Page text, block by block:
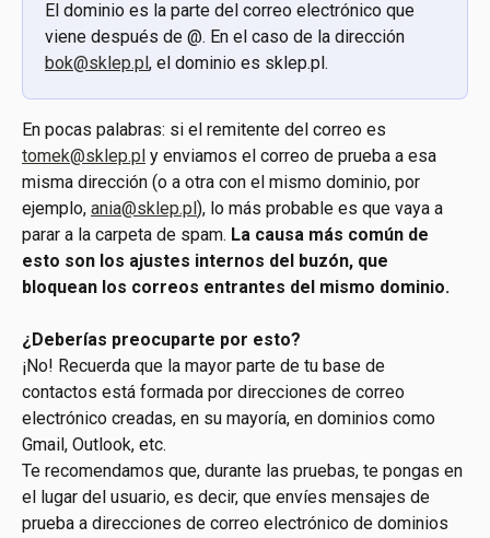
El dominio es la parte del correo electrónico que
viene después de @. En el caso de la dirección
bok@sklep.pl, el dominio es sklep.pl.
En pocas palabras: si el remitente del correo es
tomek@sklep.pl y enviamos el correo de prueba a esa
misma dirección (o a otra con el mismo dominio, por
ejemplo, ania@sklep.pl), lo más probable es que vaya a
parar a la carpeta de spam. La causa más común de
esto son los ajustes internos del buzón, que
bloquean los correos entrantes del mismo dominio.
¿Deberías preocuparte por esto?
¡No! Recuerda que la mayor parte de tu base de
contactos está formada por direcciones de correo
electrónico creadas, en su mayoría, en dominios como
Gmail, Outlook, etc.
Te recomendamos que, durante las pruebas, te pongas en
el lugar del usuario, es decir, que envíes mensajes de
prueba a direcciones de correo electrónico de dominios